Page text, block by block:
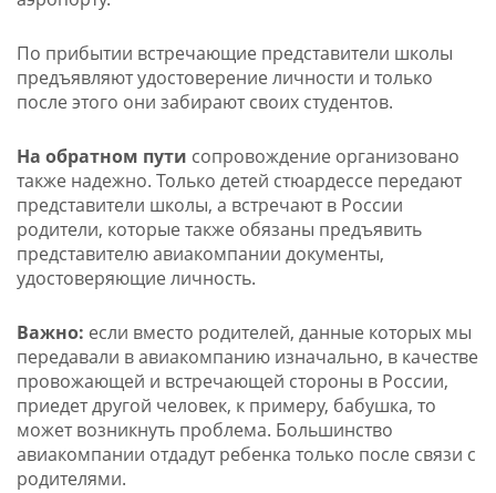
По прибытии встречающие представители школы
предъявляют удостоверение личности и только
после этого они забирают своих студентов.
На обратном пути сопровождение организовано
также надежно. Только детей стюардессе передают
представители школы, а встречают в России
родители, которые также обязаны предъявить
представителю авиакомпании документы,
удостоверяющие личность.
Важно: если вместо родителей, данные которых мы
передавали в авиакомпанию изначально, в качестве
провожающей и встречающей стороны в России,
приедет другой человек, к примеру, бабушка, то
может возникнуть проблема. Большинство
авиакомпании отдадут ребенка только после связи с
родителями.